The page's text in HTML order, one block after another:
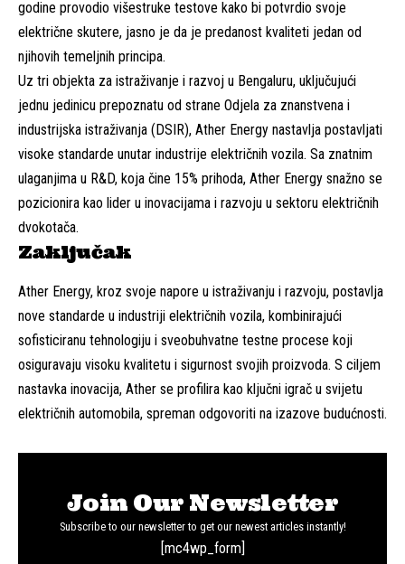
godine provodio višestruke testove kako bi potvrdio svoje
električne skutere, jasno je da je predanost kvaliteti jedan od
njihovih temeljnih principa.
Uz tri objekta za istraživanje i razvoj u Bengaluru, uključujući
jednu jedinicu prepoznatu od strane Odjela za znanstvena i
industrijska istraživanja (DSIR), Ather Energy nastavlja postavljati
visoke standarde unutar industrije električnih vozila. Sa znatnim
ulaganjima u R&D, koja čine 15% prihoda, Ather Energy snažno se
pozicionira kao lider u inovacijama i razvoju u sektoru električnih
dvokotača.
Zaključak
Ather Energy, kroz svoje napore u istraživanju i razvoju, postavlja
nove standarde u industriji električnih vozila, kombinirajući
sofisticiranu tehnologiju i sveobuhvatne testne procese koji
osiguravaju visoku kvalitetu i sigurnost svojih proizvoda. S ciljem
nastavka inovacija, Ather se profilira kao ključni igrač u svijetu
električnih automobila, spreman odgovoriti na izazove budućnosti.
Join Our Newsletter
Subscribe to our newsletter to get our newest articles instantly!
[mc4wp_form]